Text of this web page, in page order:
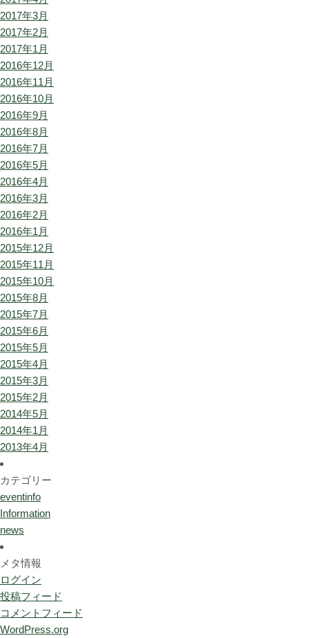
2017年3月
2017年2月
2017年1月
2016年12月
2016年11月
2016年10月
2016年9月
2016年8月
2016年7月
2016年5月
2016年4月
2016年3月
2016年2月
2016年1月
2015年12月
2015年11月
2015年10月
2015年8月
2015年7月
2015年6月
2015年5月
2015年4月
2015年3月
2015年2月
2014年5月
2014年1月
2013年4月
カテゴリー
eventinfo
Information
news
メタ情報
ログイン
投稿フィード
コメントフィード
WordPress.org